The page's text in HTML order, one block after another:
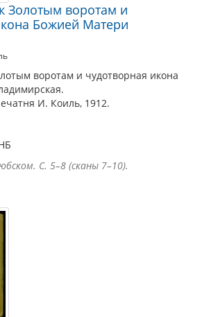
Золотым воротам и
Божией Матери
воротам и чудотворная икона
И. Коиль, 1912.
С. 5–8 (сканы 7–10).